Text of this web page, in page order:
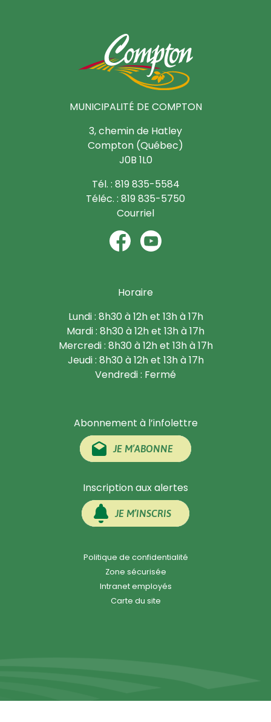
MUNICIPALITÉ DE COMPTON
3, chemin de Hatley
Compton (Québec)
J0B 1L0
Tél. : 819 835-5584
Téléc. : 819 835-5750
Courriel
Horaire
Lundi : 8h30 à 12h et 13h à 17h
Mardi : 8h30 à 12h et 13h à 17h
Mercredi : 8h30 à 12h et 13h à 17h
Jeudi : 8h30 à 12h et 13h à 17h
Vendredi : Fermé
Abonnement à l’infolettre
JE M’ABONNE
Inscription aux alertes
JE M’INSCRIS
Politique de confidentialité
Zone sécurisée
Intranet employés
Carte du site